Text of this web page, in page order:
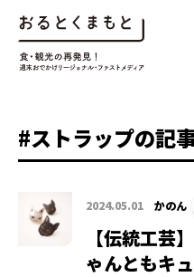
#ストラップの記
2024.05.01 かのん
【伝統工芸
ゃんともキ